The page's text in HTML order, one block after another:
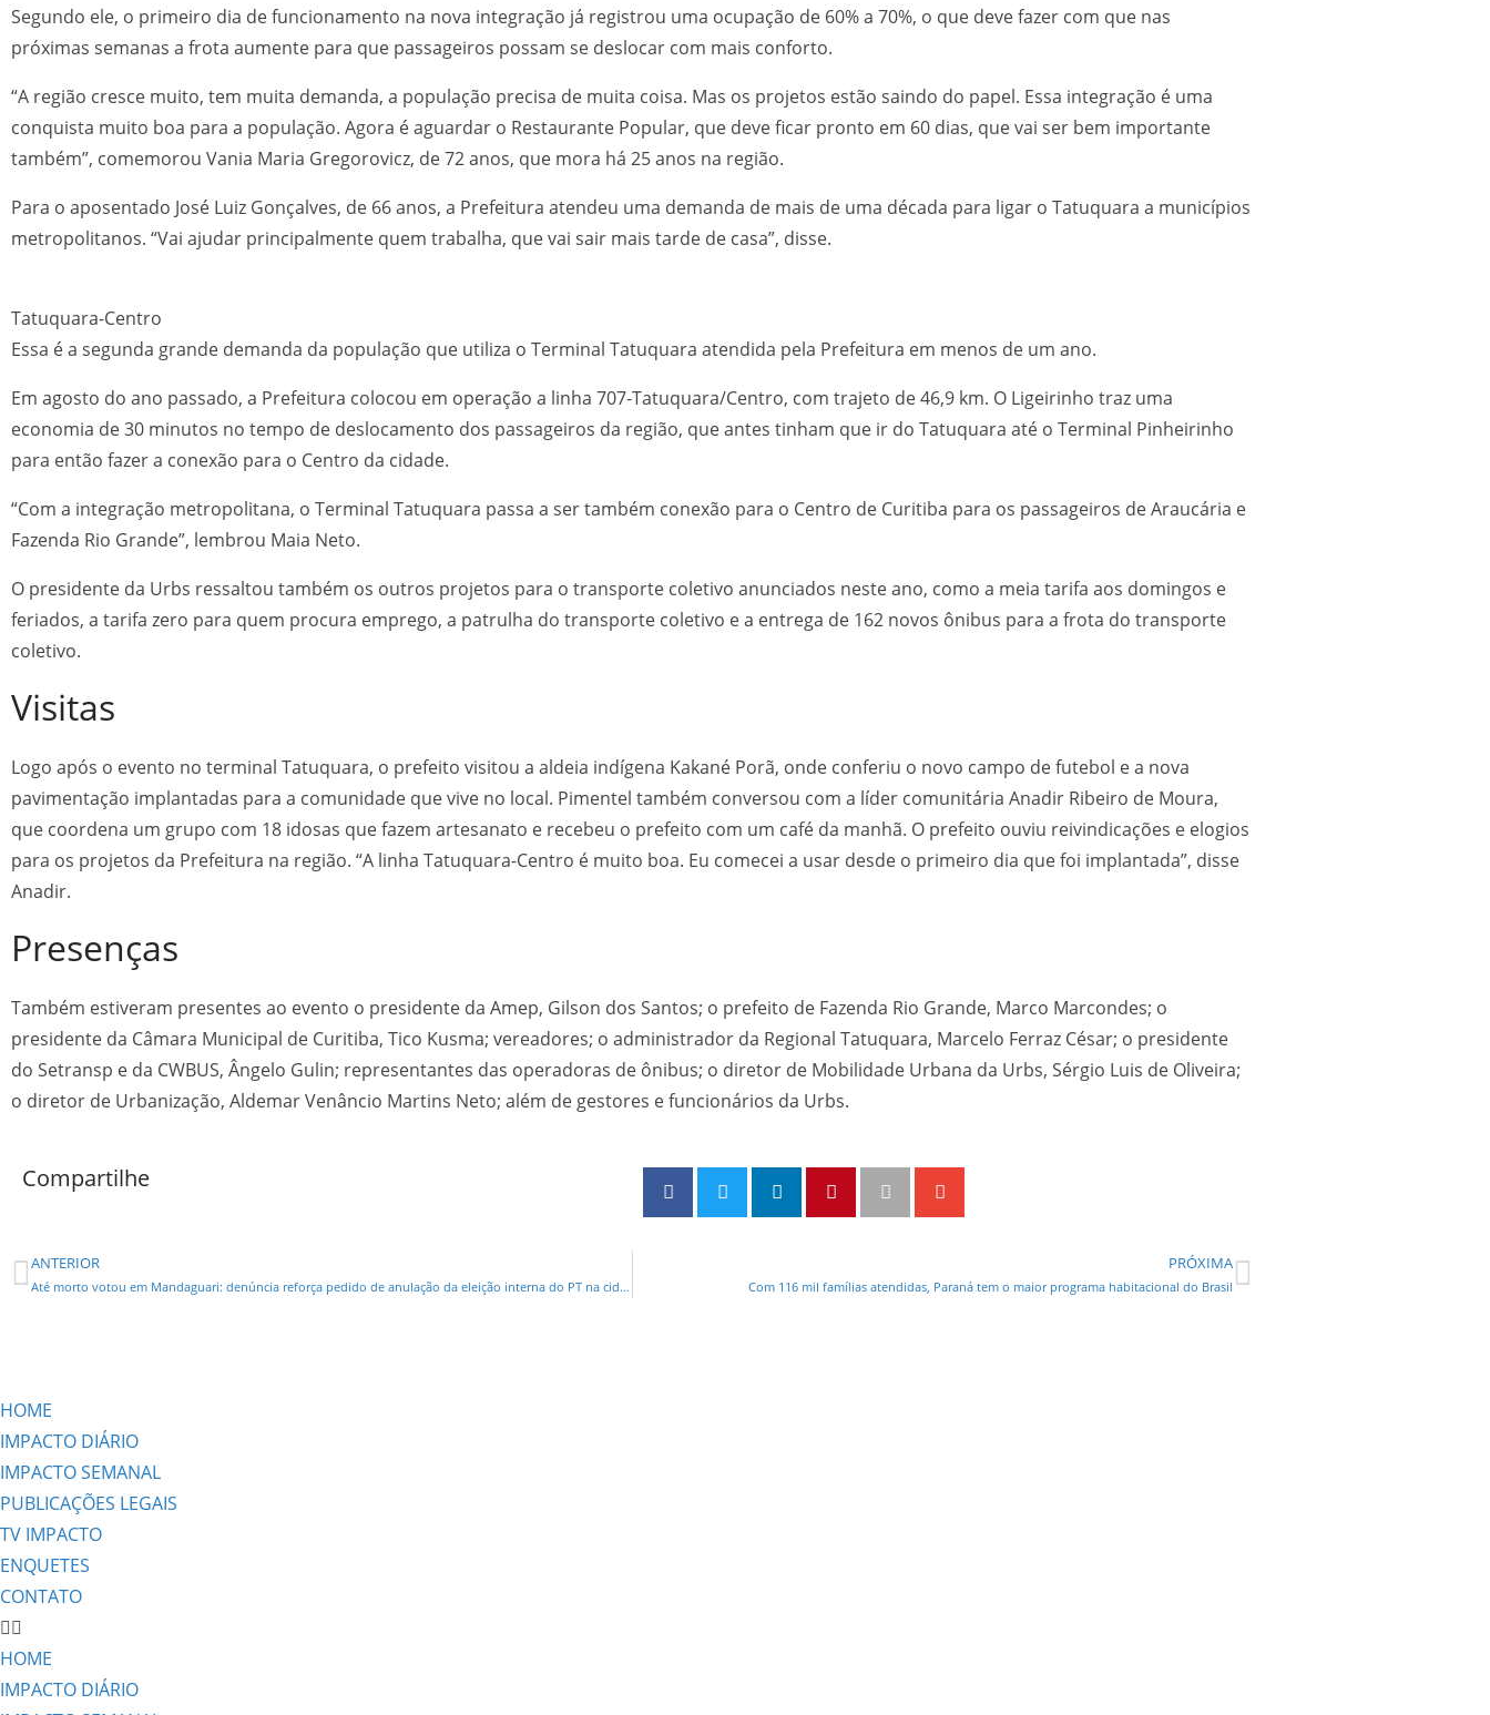
Segundo ele, o primeiro dia de funcionamento na nova integração já registrou uma ocupação de 60% a 70%, o que deve fazer com que nas
próximas semanas a frota aumente para que passageiros possam se deslocar com mais conforto.
“A região cresce muito, tem muita demanda, a população precisa de muita coisa. Mas os projetos estão saindo do papel. Essa integração é uma
conquista muito boa para a população. Agora é aguardar o Restaurante Popular, que deve ficar pronto em 60 dias, que vai ser bem importante
também”, comemorou Vania Maria Gregorovicz, de 72 anos, que mora há 25 anos na região.
Para o aposentado José Luiz Gonçalves, de 66 anos, a Prefeitura atendeu uma demanda de mais de uma década para ligar o Tatuquara a municípios
metropolitanos. “Vai ajudar principalmente quem trabalha, que vai sair mais tarde de casa”, disse.
Tatuquara-Centro
Essa é a segunda grande demanda da população que utiliza o Terminal Tatuquara atendida pela Prefeitura em menos de um ano.
Em agosto do ano passado, a Prefeitura colocou em operação a linha 707-Tatuquara/Centro, com trajeto de 46,9 km. O Ligeirinho traz uma
economia de 30 minutos no tempo de deslocamento dos passageiros da região, que antes tinham que ir do Tatuquara até o Terminal Pinheirinho
para então fazer a conexão para o Centro da cidade.
“Com a integração metropolitana, o Terminal Tatuquara passa a ser também conexão para o Centro de Curitiba para os passageiros de Araucária e
Fazenda Rio Grande”, lembrou Maia Neto.
O presidente da Urbs ressaltou também os outros projetos para o transporte coletivo anunciados neste ano, como a meia tarifa aos domingos e
feriados, a tarifa zero para quem procura emprego, a patrulha do transporte coletivo e a entrega de 162 novos ônibus para a frota do transporte
coletivo.
Visitas
Logo após o evento no terminal Tatuquara, o prefeito visitou a aldeia indígena Kakané Porã, onde conferiu o novo campo de futebol e a nova
pavimentação implantadas para a comunidade que vive no local. Pimentel também conversou com a líder comunitária Anadir Ribeiro de Moura,
que coordena um grupo com 18 idosas que fazem artesanato e recebeu o prefeito com um café da manhã. O prefeito ouviu reivindicações e elogios
para os projetos da Prefeitura na região. “A linha Tatuquara-Centro é muito boa. Eu comecei a usar desde o primeiro dia que foi implantada”, disse
Anadir.
Presenças
Também estiveram presentes ao evento o presidente da Amep, Gilson dos Santos; o prefeito de Fazenda Rio Grande, Marco Marcondes; o
presidente da Câmara Municipal de Curitiba, Tico Kusma; vereadores; o administrador da Regional Tatuquara, Marcelo Ferraz César; o presidente
do Setransp e da CWBUS, Ângelo Gulin; representantes das operadoras de ônibus; o diretor de Mobilidade Urbana da Urbs, Sérgio Luis de Oliveira;
o diretor de Urbanização, Aldemar Venâncio Martins Neto; além de gestores e funcionários da Urbs.
Compartilhe
ANTERIOR
Até morto votou em Mandaguari: denúncia reforça pedido de anulação da eleição interna do PT na cidade
PRÓXIMA
Com 116 mil famílias atendidas, Paraná tem o maior programa habitacional do Brasil
HOME
IMPACTO DIÁRIO
IMPACTO SEMANAL
PUBLICAÇÕES LEGAIS
TV IMPACTO
ENQUETES
CONTATO
HOME
IMPACTO DIÁRIO